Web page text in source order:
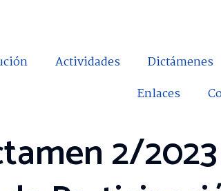
Actividades Dictámenes
Enlaces
2/